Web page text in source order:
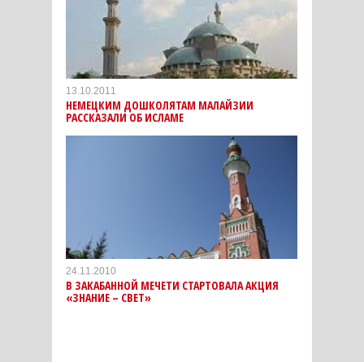
13.10.2011
НЕМЕЦКИМ ДОШКОЛЯТАМ МАЛАЙЗИИ
РАССКАЗАЛИ ОБ ИСЛАМЕ
24.11.2010
В ЗАКАБАННОЙ МЕЧЕТИ СТАРТОВАЛА АКЦИЯ
«ЗНАНИЕ – СВЕТ»